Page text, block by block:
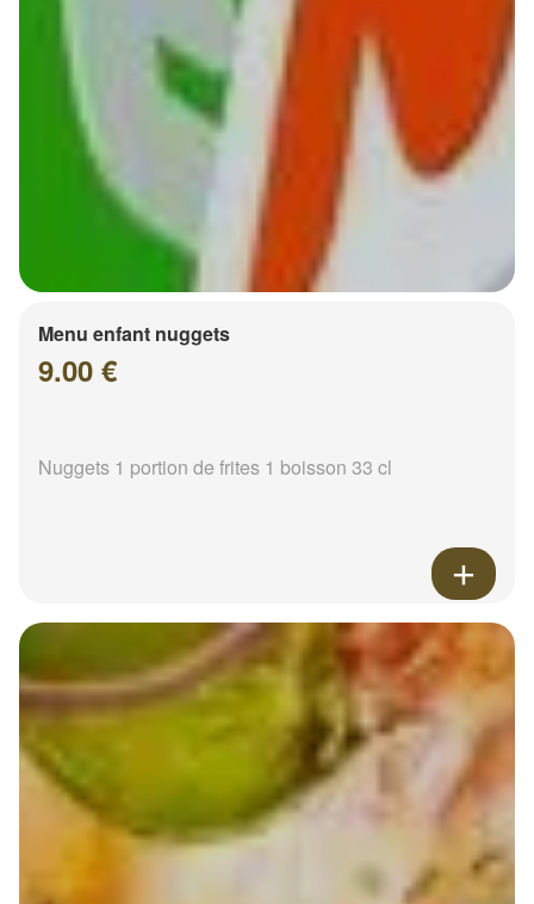
Menu enfant nuggets
9.00 €
Nuggets 1 portion de frites 1 boisson 33 cl